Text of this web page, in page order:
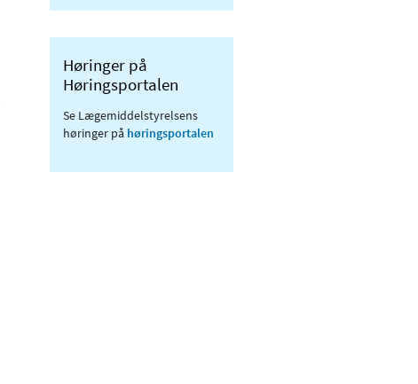
Høringer på
Høringsportalen
Se Lægemiddelstyrelsens
høringer på høringsportalen